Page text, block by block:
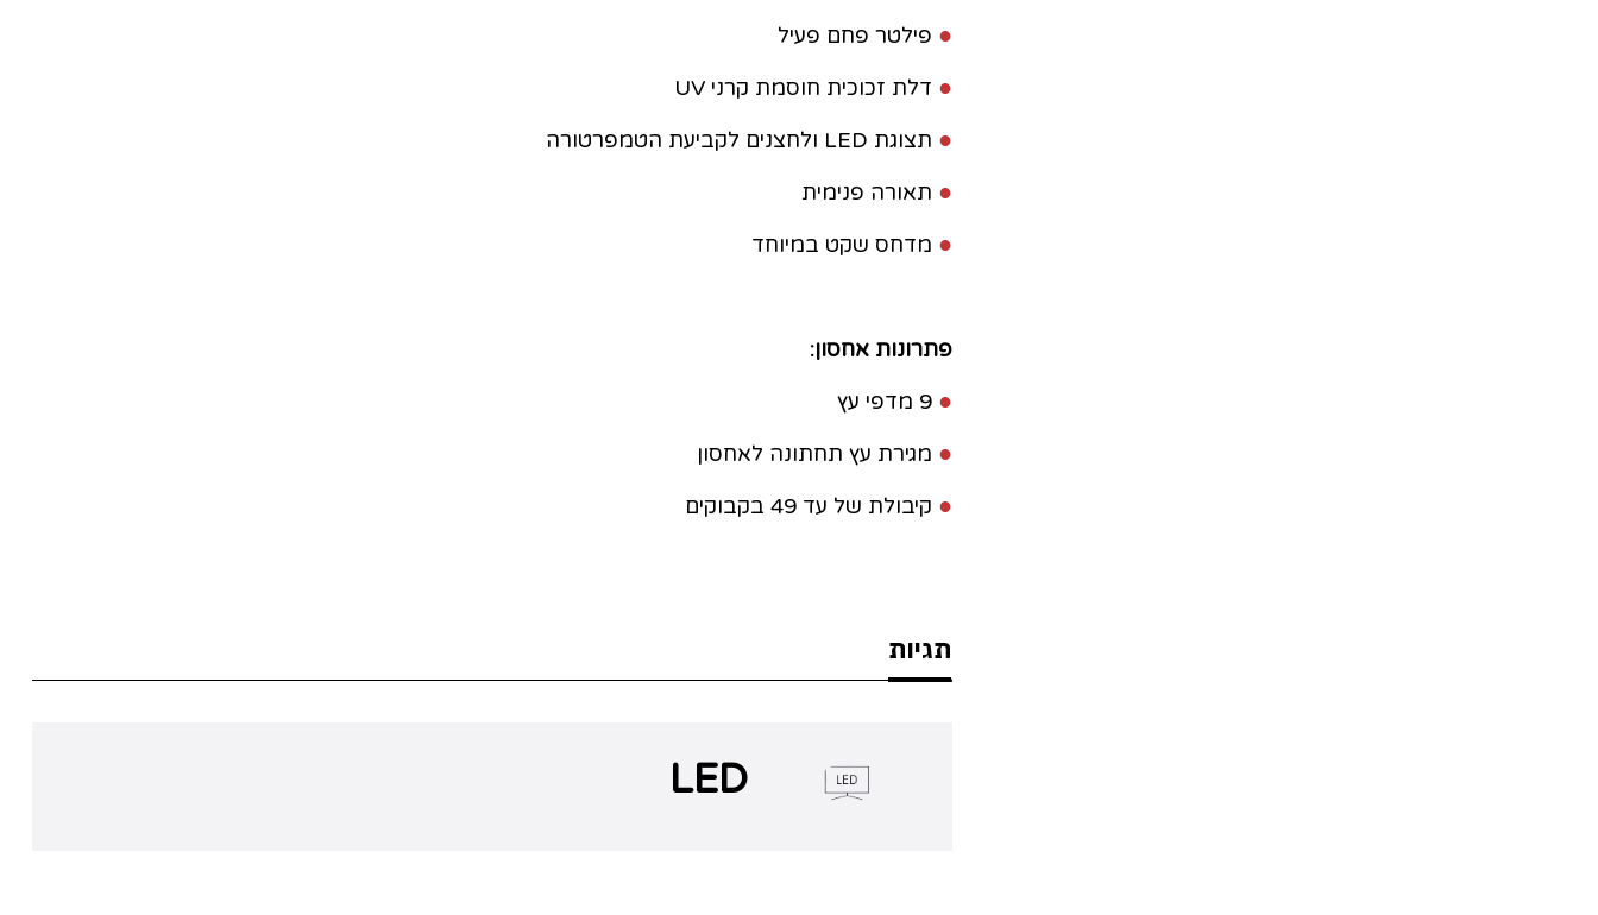
● פילטר פחם פעיל
● דלת זכוכית חוסמת קרני UV
● תצוגת LED ולחצנים לקביעת הטמפרטורה
● תאורה פנימית
● מדחס שקט במיוחד
פתרונות אחסון:
● 9 מדפי עץ
● מגירת עץ תחתונה לאחסון
● קיבולת של עד 49 בקבוקים
תגיות
LED